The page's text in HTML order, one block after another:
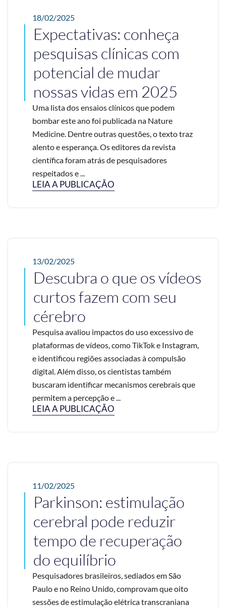
18/02/2025
Expectativas: conheça
pesquisas clínicas com
potencial de mudar
nossas vidas em 2025
Uma lista dos ensaios clínicos que podem
bombar este ano foi publicada na Nature
Medicine. Dentre outras questões, o texto traz
alento e esperança. Os editores da revista
científica foram atrás de pesquisadores
respeitados e ...
LEIA A PUBLICAÇÃO
13/02/2025
Descubra o que os vídeos
curtos fazem com seu
cérebro
Pesquisa avaliou impactos do uso excessivo de
plataformas de vídeos, como TikTok e Instagram,
e identificou regiões associadas à compulsão
digital. Além disso, os cientistas também
buscaram identificar mecanismos cerebrais que
permitem a percepção e ...
LEIA A PUBLICAÇÃO
11/02/2025
Parkinson: estimulação
cerebral pode reduzir
tempo de recuperação
do equilíbrio
Pesquisadores brasileiros, sediados em São
Paulo e no Reino Unido, comprovam que oito
sessões de estimulação elétrica transcraniana